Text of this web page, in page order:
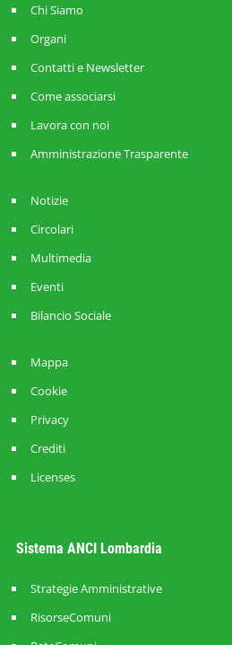
Chi Siamo
Organi
Contatti e Newsletter
Come associarsi
Lavora con noi
Amministrazione Trasparente
Notizie
Circolari
Multimedia
Eventi
Bilancio Sociale
Mappa
Cookie
Privacy
Crediti
Licenses
Sistema ANCI Lombardia
Strategie Amministrative
RisorseComuni